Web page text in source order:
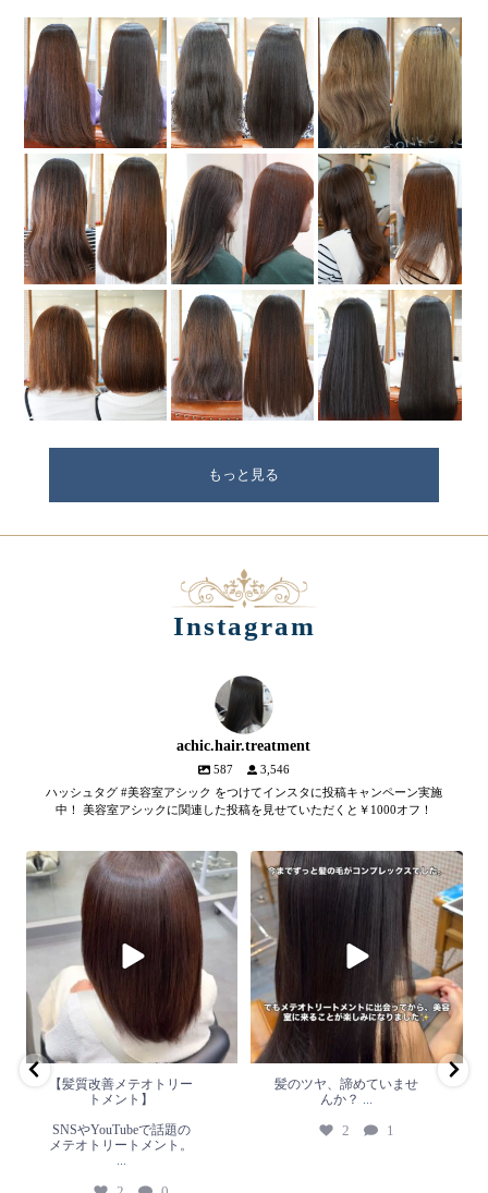
もっと見る
Instagram
achic.hair.treatment
587
3,546
ハッシュタグ #美容室アシック をつけてインスタに投稿キャンペーン実施
中！ 美容室アシックに関連した投稿を見せていただくと￥1000オフ！
【髪質改善メテオトリートメン
SNSやYouTubeで話題のメテオト
リートメント。
2 0
【髪質改善メテオトリー
トメント】
SNSやYouTubeで話題の
メテオトリートメント。
...
髪のツヤ、諦めていません
1
髪のツヤ、諦めていませ
んか？ ...
2 1